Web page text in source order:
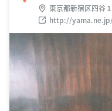
東京都新宿区四谷
http://